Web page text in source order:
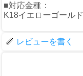
■対応金種：
K18イエローゴールド
レビューを書く